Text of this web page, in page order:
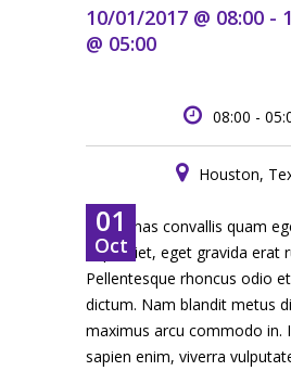
10/01/2017 @ 08:00 -
@ 05:00
01
Oct
08:00 -
Houston,
Maecenas convallis quam
imperdiet, eget gravida erat
Pellentesque rhoncus odio
dictum. Nam blandit metus
maximus arcu commodo in.
sapien enim, viverra